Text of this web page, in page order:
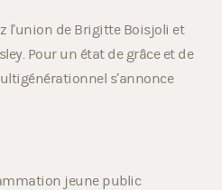
l’union de Brigitte Boisjoli et
Pour un état de grâce et de
s’annonce
jeune public